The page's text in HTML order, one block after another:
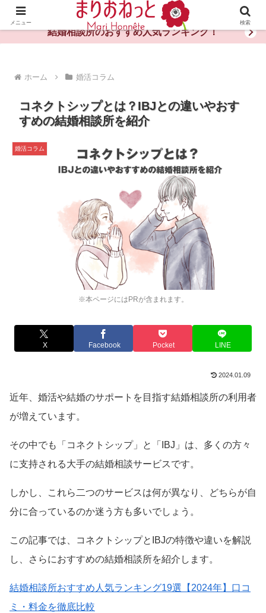
婚活や出会いの体験談・評判・秘訣がわかる情報サイト
結婚相談所のおすすめ人気ランキング！
ホーム 婚活コラム
コネクトシップとは？IBJとの違いやおす
すめの結婚相談所を紹介
※本ページにはPRが含まれます。
婚活コラム
X Facebook Pocket LINE
2024.01.09
近年、婚活や結婚のサポートを目指す結婚相談所の利用者
が増えています。
その中でも「コネクトシップ」と「IBJ」は、多くの方々
に支持される大手の結婚相談サービスです。
しかし、これら二つのサービスは何が異なり、どちらが自
分に合っているのか迷う方も多いでしょう。
この記事では、コネクトシップとIBJの特徴や違いを解説
し、さらにおすすめの結婚相談所を紹介します。
結婚相談所おすすめ人気ランキング19選【2024年】口コ
ミ・料金を徹底比較
メニュー 検索